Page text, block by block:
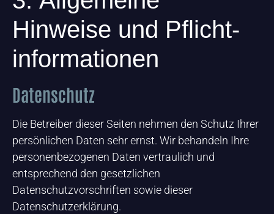
Hinweise und Pflicht­
informationen
Datenschutz
Die Betreiber dieser Seiten nehmen den Schutz Ihrer
persönlichen Daten sehr ernst. Wir behandeln Ihre
personenbezogenen Daten vertraulich und
entsprechend den gesetzlichen
Datenschutzvorschriften sowie dieser
Datenschutzerklärung.